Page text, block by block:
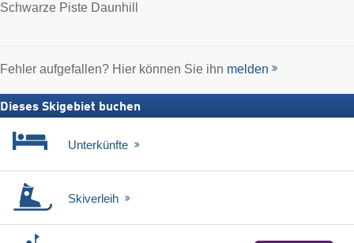
Schwarze Piste Daunhill
Fehler aufgefallen? Hier können Sie ihn melden
Dieses Skigebiet buchen
Unterkünfte
Skiverleih